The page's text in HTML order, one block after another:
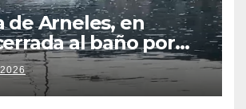
de Arneles, en
al baño por
del agua tras
restos fecales